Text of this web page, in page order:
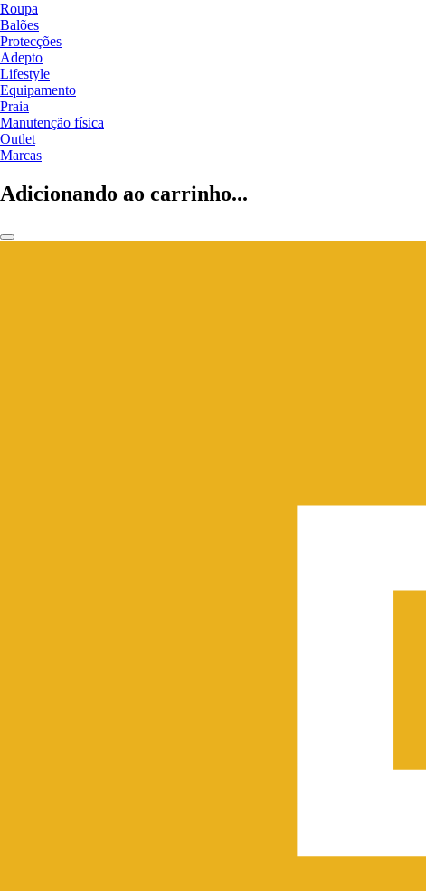
Roupa
Balões
Protecções
Adepto
Lifestyle
Equipamento
Praia
Manutenção física
Outlet
Marcas
Adicionando ao carrinho...